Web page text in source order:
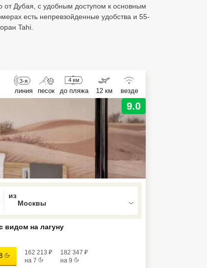
Дубая, с удобным доступом к основным
есть непревзойденные удобства и 55-
Tahi.
3-я
линия песок
4 км
до пляжа 12 км везде
9.0
Down to open the menu,
видом на лагуну
162 213 ₽
на 7
182 347 ₽
на 9